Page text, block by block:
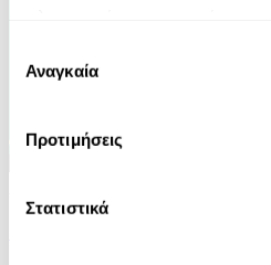
των υπηρεσιών τους.
συγκατάθεσης
Αναγκαία
Προτιμήσεις
Στατιστικά